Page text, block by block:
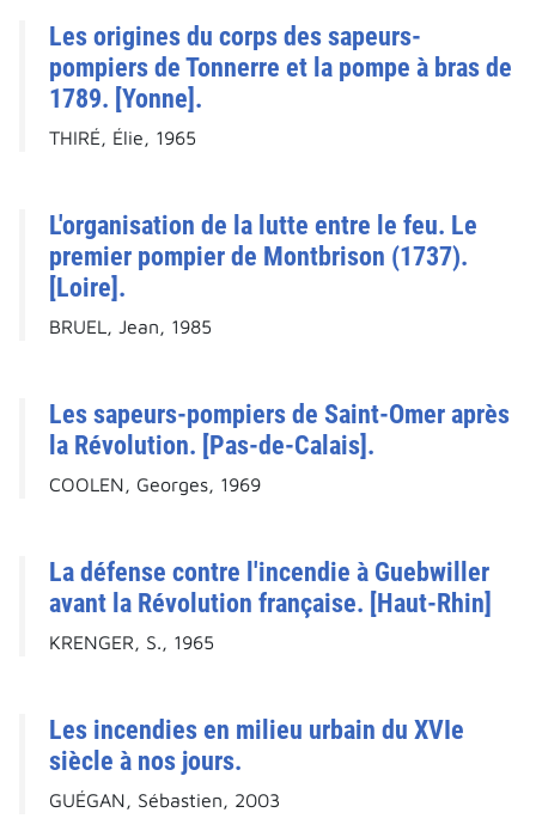
Les origines du corps des sapeurs-
pompiers de Tonnerre et la pompe à bras de
1789. [Yonne].
THIRÉ, Élie, 1965
L'organisation de la lutte entre le feu. Le
premier pompier de Montbrison (1737).
[Loire].
BRUEL, Jean, 1985
Les sapeurs-pompiers de Saint-Omer après
la Révolution. [Pas-de-Calais].
COOLEN, Georges, 1969
La défense contre l'incendie à Guebwiller
avant la Révolution française. [Haut-Rhin]
KRENGER, S., 1965
Les incendies en milieu urbain du XVIe
siècle à nos jours.
GUÉGAN, Sébastien, 2003